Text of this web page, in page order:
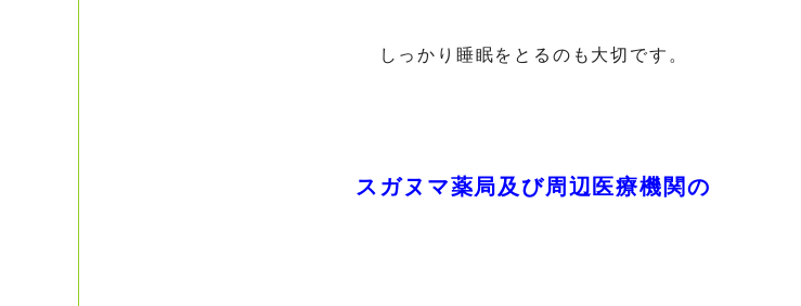
しっかり睡眠をとるのも大切です。
スガヌマ薬局及び周辺医療機関の